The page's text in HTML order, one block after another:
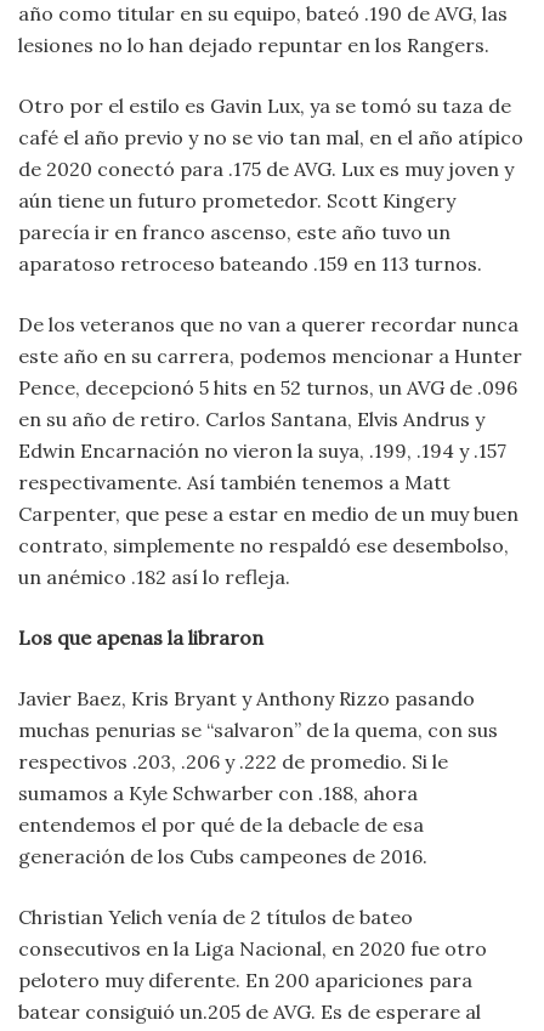
año como titular en su equipo, bateó .190 de AVG, las
lesiones no lo han dejado repuntar en los Rangers.
Otro por el estilo es Gavin Lux, ya se tomó su taza de
café el año previo y no se vio tan mal, en el año atípico
de 2020 conectó para .175 de AVG. Lux es muy joven y
aún tiene un futuro prometedor. Scott Kingery
parecía ir en franco ascenso, este año tuvo un
aparatoso retroceso bateando .159 en 113 turnos.
De los veteranos que no van a querer recordar nunca
este año en su carrera, podemos mencionar a Hunter
Pence, decepcionó 5 hits en 52 turnos, un AVG de .096
en su año de retiro. Carlos Santana, Elvis Andrus y
Edwin Encarnación no vieron la suya, .199, .194 y .157
respectivamente. Así también tenemos a Matt
Carpenter, que pese a estar en medio de un muy buen
contrato, simplemente no respaldó ese desembolso,
un anémico .182 así lo refleja.
Los que apenas la libraron
Javier Baez, Kris Bryant y Anthony Rizzo pasando
muchas penurias se “salvaron” de la quema, con sus
respectivos .203, .206 y .222 de promedio. Si le
sumamos a Kyle Schwarber con .188, ahora
entendemos el por qué de la debacle de esa
generación de los Cubs campeones de 2016.
Christian Yelich venía de 2 títulos de bateo
consecutivos en la Liga Nacional, en 2020 fue otro
pelotero muy diferente. En 200 apariciones para
batear consiguió un.205 de AVG. Es de esperare al